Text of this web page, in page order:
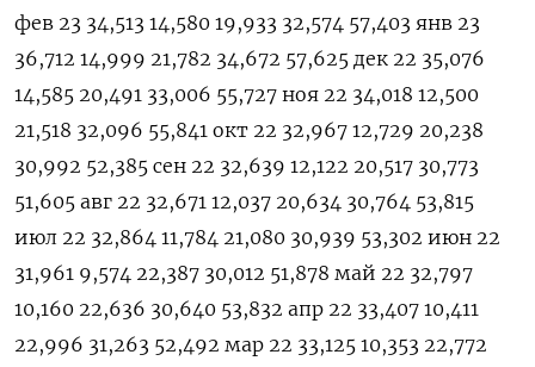
фев 23 34,513 14,580 19,933 32,574 57,403 янв 23
36,712 14,999 21,782 34,672 57,625 дек 22 35,076
14,585 20,491 33,006 55,727 ноя 22 34,018 12,500
21,518 32,096 55,841 окт 22 32,967 12,729 20,238
30,992 52,385 сен 22 32,639 12,122 20,517 30,773
51,605 авг 22 32,671 12,037 20,634 30,764 53,815
июл 22 32,864 11,784 21,080 30,939 53,302 июн 22
31,961 9,574 22,387 30,012 51,878 май 22 32,797
10,160 22,636 30,640 53,832 апр 22 33,407 10,411
22,996 31,263 52,492 мар 22 33,125 10,353 22,772